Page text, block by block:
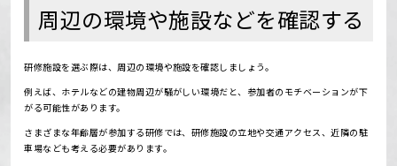
周辺の環境や施設などを確認する
研修施設を選ぶ際は、周辺の環境や施設を確認しましょう。
例えば、ホテルなどの建物周辺が騒がしい環境だと、参加者のモチベーションが下
がる可能性があります。
さまざまな年齢層が参加する研修では、研修施設の立地や交通アクセス、近隣の駐
車場なども考える必要があります。